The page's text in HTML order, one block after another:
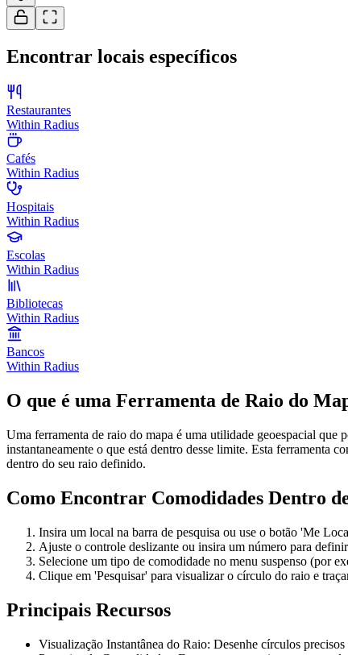
Encontrar locais específicos
Restaurantes
Within Radius
Cafés
Within Radius
Hospitais
Within Radius
Escolas
Within Radius
Bibliotecas
Within Radius
Bancos
Within Radius
O que é uma Ferramenta de Raio do
Uma ferramenta de raio do mapa é uma utilidade geoespacial
instantaneamente o que está dentro desse limite. Esta ferramenta
dentro do seu raio definido.
Como Encontrar Comodidades Dentro
Insira um local na barra de pesquisa ou use o botão 'Me
Ajuste o controle deslizante ou insira um número para
Selecione um tipo de comodidade no menu suspenso (por
Clique em 'Pesquisar' para visualizar o círculo do raio e
Principais Recursos
Visualização Instantânea do Raio: Desenhe círculos